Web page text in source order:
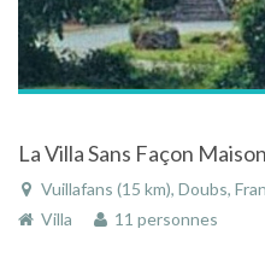
La Villa Sans Façon
Vuillafans (15 km), Doubs, Franche-
Villa
11 personnes